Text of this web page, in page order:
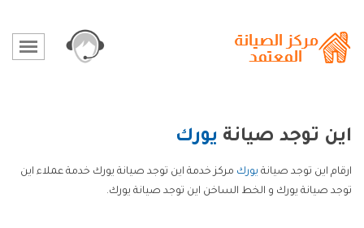
اين توجد صيانة يورك
ارقام اين توجد صيانة يورك مركز خدمة اين توجد صيانة يورك خدمة عملاء اين
توجد صيانة يورك و الخط الساخن اين توجد صيانة يورك.